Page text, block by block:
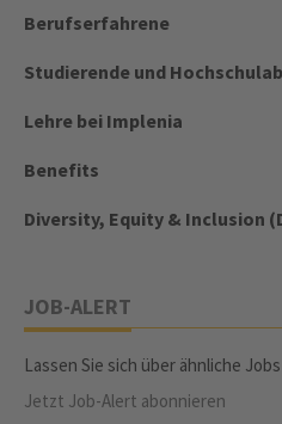
Berufserfahrene
Studierende und
Lehre bei Implenia
Benefits
Diversity, Equity & Inclusion
JOB-ALERT
Lassen Sie sich über ähnliche
Jetzt Job-Alert abonnieren